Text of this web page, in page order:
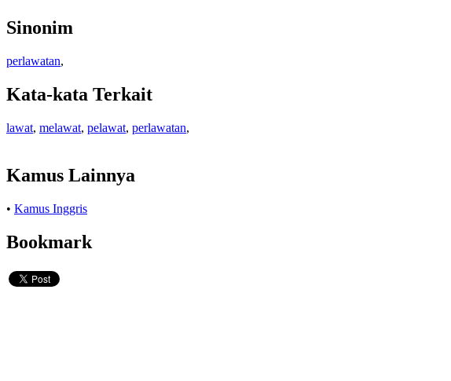
Sinonim
perlawatan,
Kata-kata Terkait
lawat, melawat, pelawat, perlawatan,
Kamus Lainnya
• Kamus Inggris
Bookmark